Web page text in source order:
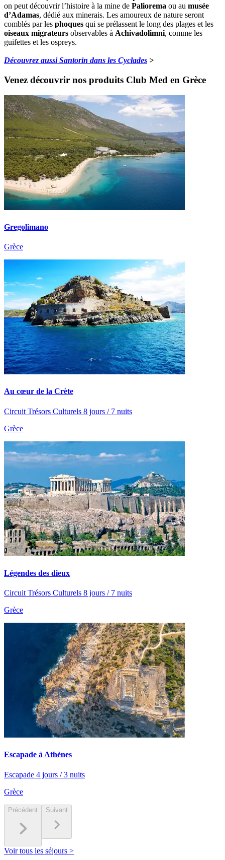
on peut découvrir l’histoire à la mine de Paliorema ou au musée
d’Adamas, dédié aux minerais. Les amoureux de nature seront
comblés par les phoques qui se prélassent le long des plages et les
oiseaux migrateurs observables à Achivadolimni, comme les
guifettes et les ospreys.
Découvrez aussi Santorin dans les Cyclades >
Venez découvrir nos produits Club Med en Grèce
Gregolimano
Grèce
Au cœur de la Crète
Circuit Trésors Culturels 8 jours / 7 nuits
Grèce
Légendes des dieux
Circuit Trésors Culturels 8 jours / 7 nuits
Grèce
Escapade à Athènes
Escapade 4 jours / 3 nuits
Grèce
Précédent Suivant
Voir tous les séjours >